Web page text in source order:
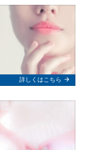
詳しくはこちら arrow_forward